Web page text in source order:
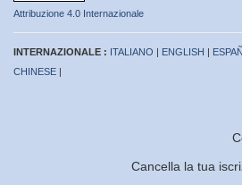
Attribuzione 4.0 Internazionale
INTERNAZIONALE : ITALIANO | ENGLISH |
CHINESE |
Cancella la tua